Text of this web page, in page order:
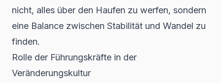
nicht, alles über den Haufen zu werfen, sondern
eine Balance zwischen Stabilität und Wandel zu
finden.
Rolle der Führungskräfte in der
Veränderungskultur